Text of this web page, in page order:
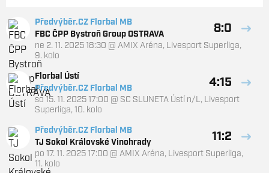
Předvýběr.CZ Florbal MB
FBC ČPP Bystroň Group OSTRAVA
8:0
ne 2. 11. 2025 18:30 @ AMIX Aréna, Livesport Superliga,
9. kolo
Florbal Ústí
Předvýběr.CZ Florbal MB
4:15
so 15. 11. 2025 17:00 @ SC SLUNETA Ústí n/L, Livesport
Superliga, 10. kolo
Předvýběr.CZ Florbal MB
TJ Sokol Královské Vinohrady
11:2
po 17. 11. 2025 17:00 @ AMIX Aréna, Livesport Superliga,
11. kolo